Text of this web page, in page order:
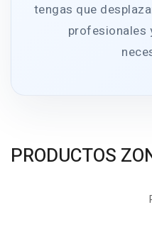
tengas que
profesionales
PRODUCTOS